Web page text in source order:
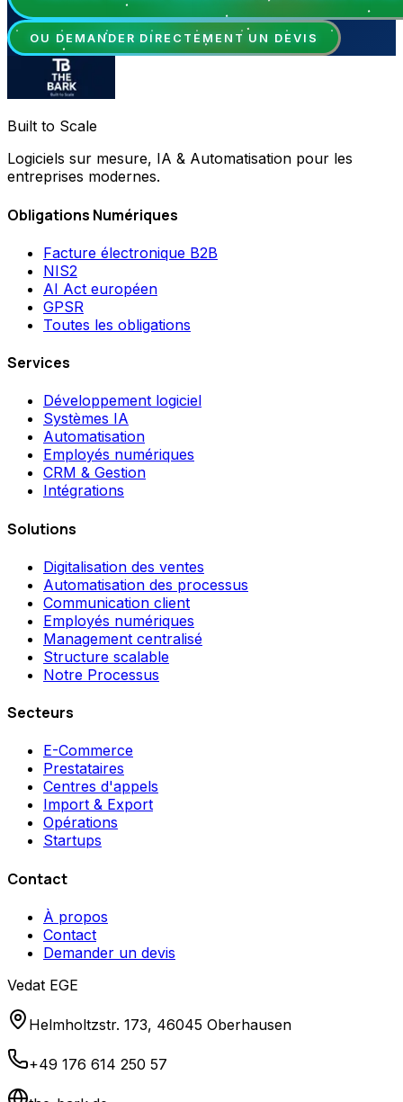
OU DEMANDER DIRECTEMENT UN DEVIS
Built to Scale
Logiciels sur mesure, IA & Automatisation pour les
entreprises modernes.
Obligations Numériques
Facture électronique B2B
NIS2
AI Act européen
GPSR
Toutes les obligations
Services
Développement logiciel
Systèmes IA
Automatisation
Employés numériques
CRM & Gestion
Intégrations
Solutions
Digitalisation des ventes
Automatisation des processus
Communication client
Employés numériques
Management centralisé
Structure scalable
Notre Processus
Secteurs
E-Commerce
Prestataires
Centres d'appels
Import & Export
Opérations
Startups
Contact
À propos
Contact
Demander un devis
Vedat EGE
Helmholtzstr. 173, 46045 Oberhausen
+49 176 614 250 57